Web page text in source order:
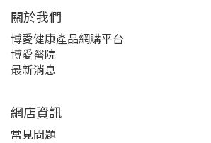
關於我們‎
博愛健康產品網購平台
博愛醫院
最新消息
網店資訊
常見問題